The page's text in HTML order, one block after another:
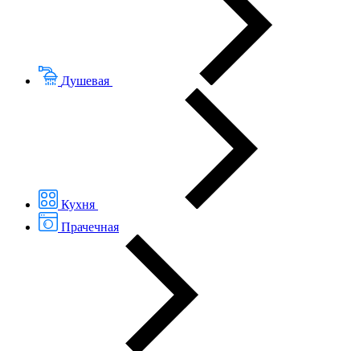
Душевая
Кухня
Прачечная